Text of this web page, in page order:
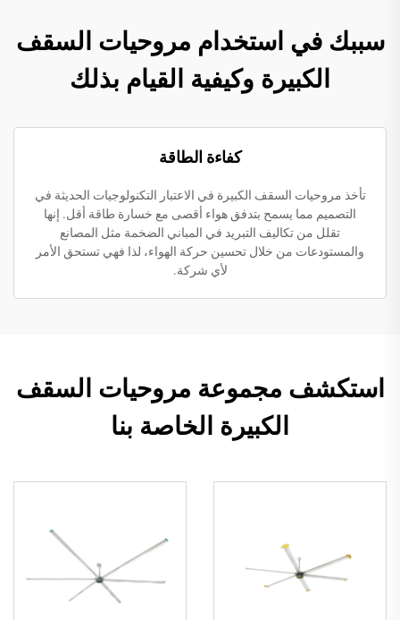
سببك في استخدام مروحيات السقف
الكبيرة وكيفية القيام بذلك
كفاءة الطاقة
تأخذ مروحيات السقف الكبيرة في الاعتبار التكنولوجيات الحديثة في
التصميم مما يسمح بتدفق هواء أقصى مع خسارة طاقة أقل. إنها
تقلل من تكاليف التبريد في المباني الضخمة مثل المصانع
والمستودعات من خلال تحسين حركة الهواء، لذا فهي تستحق الأمر
لأي شركة.
استكشف مجموعة مروحيات السقف
الكبيرة الخاصة بنا